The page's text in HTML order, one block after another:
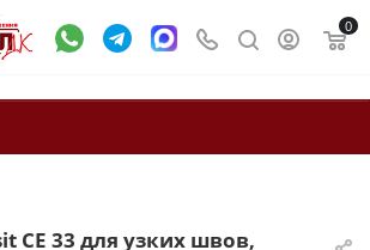
0
СЕ 33 для узких швов,